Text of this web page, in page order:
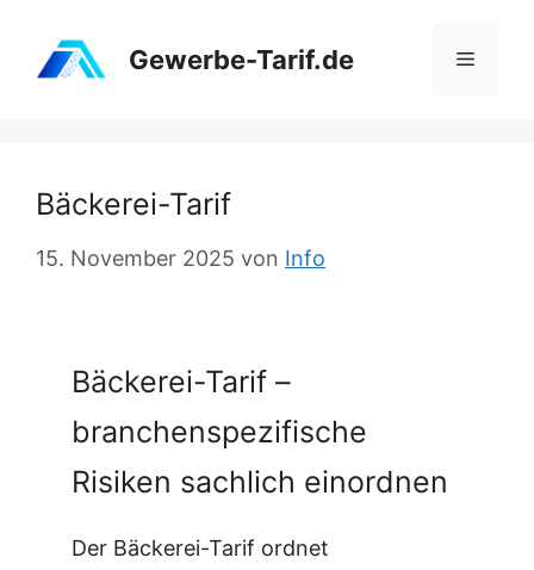
Inhalt
Gewerbe-Tarif.de Menü
Bäckerei-Tarif
15. November 2025 von Info
Bäckerei-Tarif –
branchenspezifische
Risiken sachlich einordnen
Der Bäckerei-Tarif ordnet